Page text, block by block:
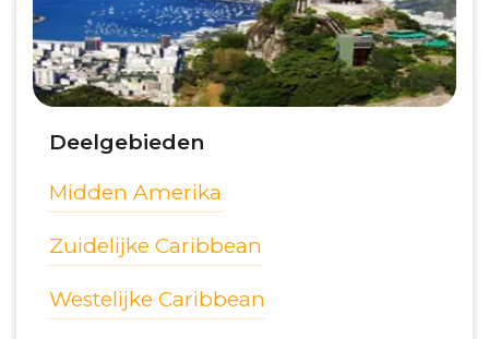
Deelgebieden
Midden Amerika
Zuidelijke Caribbean
Westelijke Caribbean